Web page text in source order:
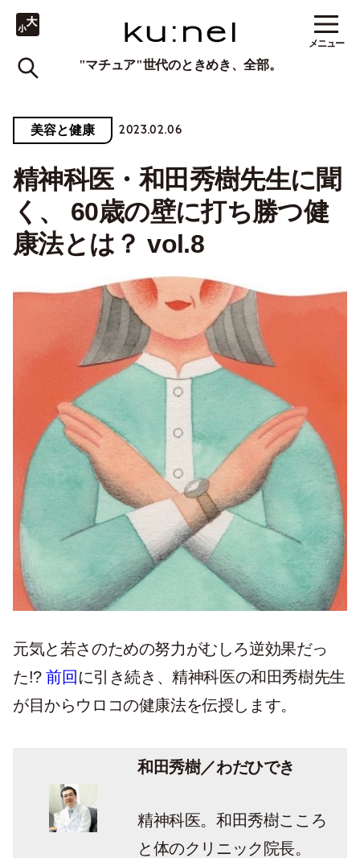
"マチュア"世代のときめき、全部。
メニュー
美容と健康 2023.02.06
精神科医・和田秀樹先生に聞
く、 60歳の壁に打ち勝つ健
康法とは？ vol.8
元気と若さのための努力がむしろ逆効果だっ
た!?前回 に引き続き、精神科医の和田秀樹先生
が目からウロコの健康法を伝授します。
和田秀樹／わだひでき
精神科医。和田秀樹こころ
と体のクリニック院長。